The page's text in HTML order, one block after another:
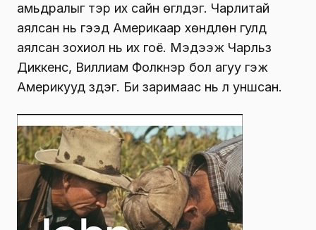
амьдралыг тэр их сайн өгүүлдэг. Чарлитай
аялсан нь гээд Америкаар хөндлөн гулд
аялсан зохиол нь их гоё. Мэдээж Чарльз
Диккенс, Виллиам Фолкнэр бол агуу гэж
Америкууд үздэг. Би заримаас нь л уншсан.